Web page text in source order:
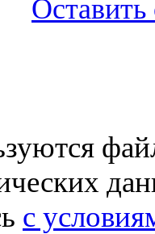
Оставить
с